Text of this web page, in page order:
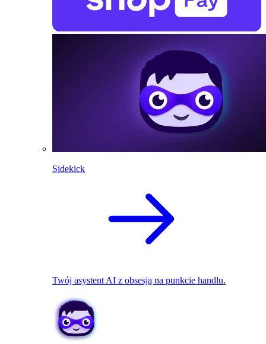
Sidekick
Twój asystent AI z obsesją na punkcie handlu.